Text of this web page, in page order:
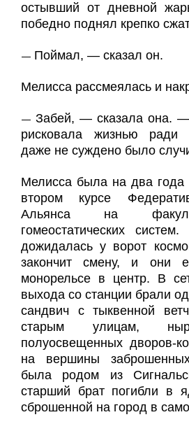
остывший от дневной
победно поднял крепко
— Поймал, — сказал он.
Мелисса рассмеялась и
— Забей, — сказала она.
рисковала жизнью ради
даже не суждено было
Мелисса была на два года
втором курсе
Альянса на
гомеостатических
дожидалась у ворот
закончит смену, и они
монорельсе в центр. В
выхода со станции брали
сандвич с тыквенной
старым улицам,
полуосвещенных дворов-
на вершины
была родом из
старший брат погибли в
сброшенной на город в